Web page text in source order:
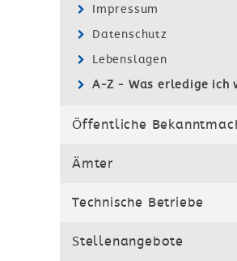
Impressum
Datenschutz
Lebenslagen
A-Z - Was erledige ich
Öffentliche
Ämter
Technische Betriebe
Stellenangebote